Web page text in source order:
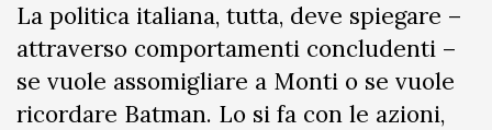
La politica italiana, tutta, deve spiegare –
attraverso comportamenti concludenti –
se vuole assomigliare a Monti o se vuole
ricordare Batman. Lo si fa con le azioni,